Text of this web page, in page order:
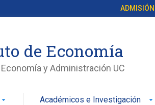
ADMISIÓN
de Economía
y Administración UC
arrow_drop_down Académicos e Investigación arrow_drop_down